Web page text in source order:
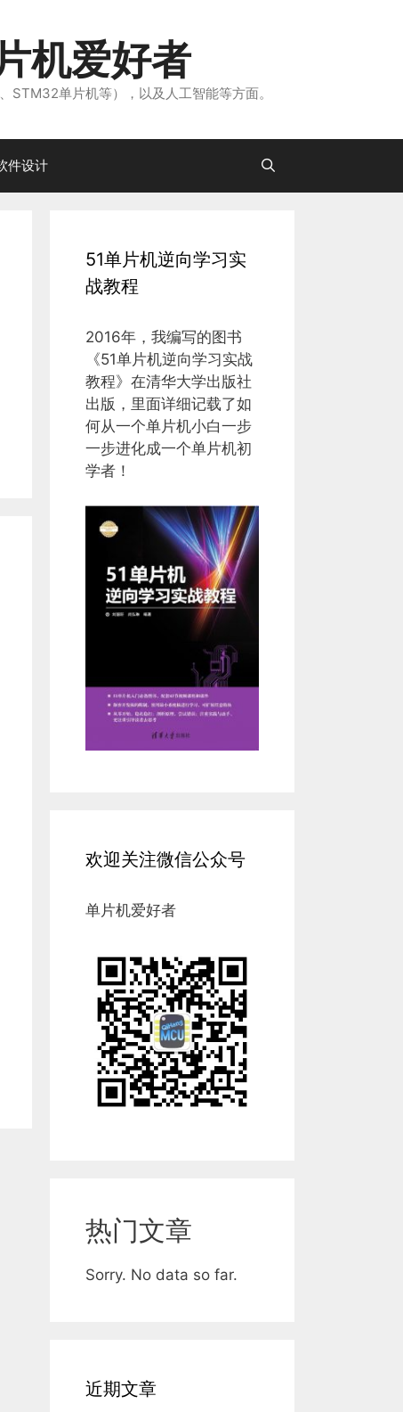
机爱好者
单片机等），以及人工智能等方面。
件设计
51单片机逆向学习实
战教程
2016年，我编写的图书
《51单片机逆向学习实战
教程》在清华大学出版社
出版，里面详细记载了如
何从一个单片机小白一步
一步进化成一个单片机初
学者！
欢迎关注微信公众号
单片机爱好者
热门文章
Sorry. No data so far.
近期文章